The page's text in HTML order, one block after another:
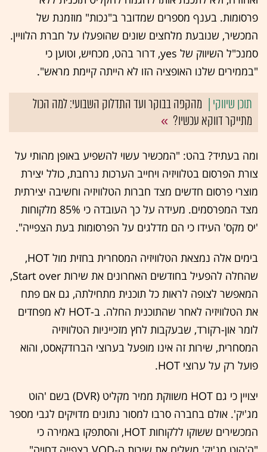
פרסומות. בענף מספרים שמדובר ב"נכות" מוזמנת של
המכשיר, שנובעת מלחצים שונים שהופעלו על חברת הלוויין.
סמנכ"ל השיווק של yes, דרור בהט, מכחיש, וטוען כי
"בממירים שלנו האופציה הזו לא הייתה קיימת מראש".
מהקפה בבוקר ועד התדלוק השבועי: למה הכול
מתייקר דווקא עכשיו?
ומה בעתיד? בהט: "המכשיר עשוי להשפיע באופן מהותי על
צורת הפרסום בטלוויזיה ויחייב הערכות נרחבת, כולל יצירת
מוצרי פרסום חדשים מצד חברות הטלוויזיה וחשיבה יצירתית
מצד המפרסמים. מעידה על כך העובדה כי 85% מלקוחות
'יס מקס' העידו כי הם מדלגים על הפרסומות בעת הצפייה".
בימים אלה נמצאת הטלוויזיה המסחרית בחזית מול HOT,
שהחלה להפעיל בחודשים האחרונים את שירות Start over,
המאפשר לצופה לראות כל תוכנית מתחילתה, גם אם פתח
את הטלוויזיה לאחר שהתוכנית החלה. ב-HOT לא מפחדים
לומר און-רקורד, שבעקבות לחץ מזכייניות הטלוויזיה
המסחרית, שירות זה אינו מופעל בערוצי הברודקאסט, והוא
פועל רק על ערוצי HOT.
יצויין כי גם HOT משווקת ממיר מקליט (DVR) בשם 'הוט
מג'יק'. אולם בחברה סרבו למסור נתונים מדויקים לגבי מספר
המכשירים ששוקו ללקוחות HOT, והסתפקו באמירה כי